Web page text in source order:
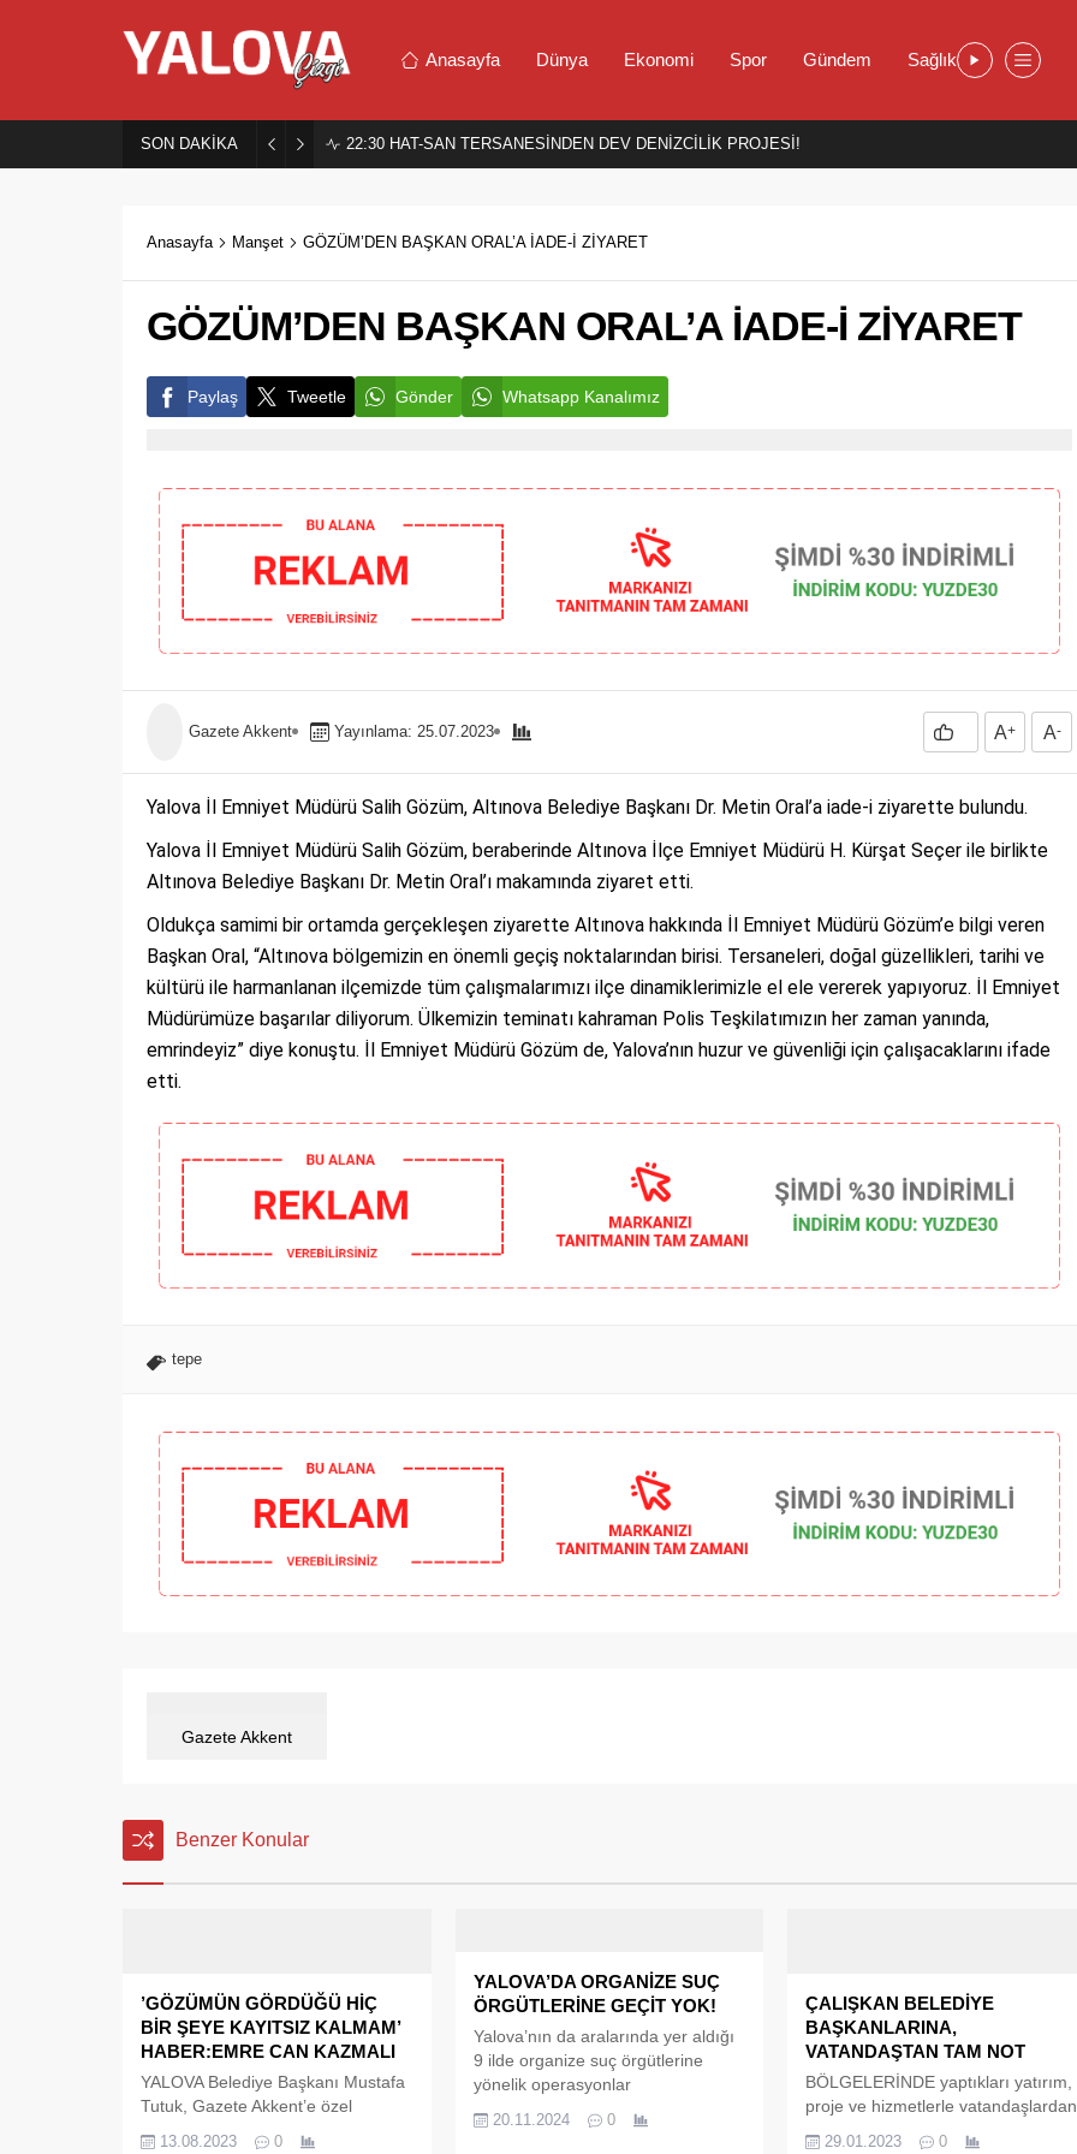
Anasayfa Dünya Ekonomi Spor Gündem Sağlık
SON DAKİKA 22:30 HAT-SAN TERSANESİNDEN DEV DENİZCİLİK PROJESİ!
Anasayfa Manşet GÖZÜM’DEN BAŞKAN ORAL’A İADE-İ ZİYARET
GÖZÜM’DEN BAŞKAN ORAL’A İADE-İ ZİYARET
Paylaş Tweetle Gönder Whatsapp Kanalımız
Gazete Akkent Yayınlama: 25.07.2023 A+ A-
Yalova İl Emniyet Müdürü Salih Gözüm, Altınova Belediye Başkanı Dr. Metin Oral’a iade-i ziyarette bulundu.
Yalova İl Emniyet Müdürü Salih Gözüm, beraberinde Altınova İlçe Emniyet Müdürü H. Kürşat Seçer ile birlikte
Altınova Belediye Başkanı Dr. Metin Oral’ı makamında ziyaret etti.
Oldukça samimi bir ortamda gerçekleşen ziyarette Altınova hakkında İl Emniyet Müdürü Gözüm’e bilgi veren
Başkan Oral, “Altınova bölgemizin en önemli geçiş noktalarından birisi. Tersaneleri, doğal güzellikleri, tarihi ve
kültürü ile harmanlanan ilçemizde tüm çalışmalarımızı ilçe dinamiklerimizle el ele vererek yapıyoruz. İl Emniyet
Müdürümüze başarılar diliyorum. Ülkemizin teminatı kahraman Polis Teşkilatımızın her zaman yanında,
emrindeyiz” diye konuştu. İl Emniyet Müdürü Gözüm de, Yalova’nın huzur ve güvenliği için çalışacaklarını ifade
etti.
tepe
Gazete Akkent
Benzer Konular
’GÖZÜMÜN GÖRDÜĞÜ HİÇ
BİR ŞEYE KAYITSIZ KALMAM’
HABER:EMRE CAN KAZMALI
YALOVA Belediye Başkanı Mustafa
Tutuk, Gazete Akkent’e özel
açıklamalarda bulundu. Başkan
13.08.2023 0
YALOVA’DA ORGANİZE SUÇ
ÖRGÜTLERİNE GEÇİT YOK!
Yalova’nın da aralarında yer aldığı
9 ilde organize suç örgütlerine
yönelik operasyonlar
gerçekleştirildi. Kuyu-40 adı verilen
operasyonda 130 kişi gözaltına
20.11.2024 0
ÇALIŞKAN BELEDİYE
BAŞKANLARINA,
VATANDAŞTAN TAM NOT
BÖLGELERİNDE yaptıkları yatırım,
proje ve hizmetlerle vatandaşlardan
tam not alan Tavşanlı Belediye
29.01.2023 0